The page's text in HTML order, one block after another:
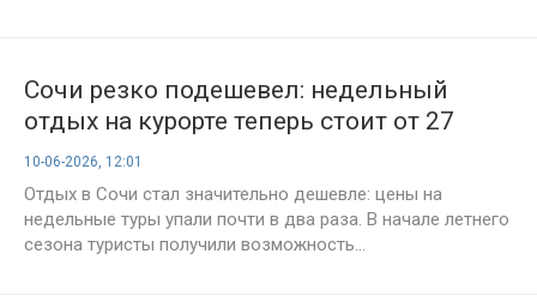
Сочи резко подешевел: недельный
отдых на курорте теперь стоит от 27
тысяч рублей
10-06-2026, 12:01
Отдых в Сочи стал значительно дешевле: цены на
недельные туры упали почти в два раза. В начале летнего
сезона туристы получили возможность...